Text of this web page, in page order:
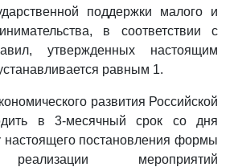
поддержки малого и
в соответствии с
утвержденных настоящим
равным 1.
развития Российской
в 3-месячный срок со дня
настоящего постановления формы
мероприятий